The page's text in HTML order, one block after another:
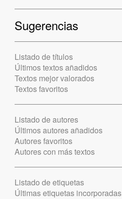
Sugerencias
Listado de títulos
Últimos textos añadidos
Textos mejor valorados
Textos favoritos
Listado de autores
Últimos autores añadidos
Autores favoritos
Autores con más textos
Listado de etiquetas
Últimas etiquetas incorporadas